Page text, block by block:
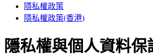
隱私權政策
隱私權政策(香港)
隱私權與個人資料保